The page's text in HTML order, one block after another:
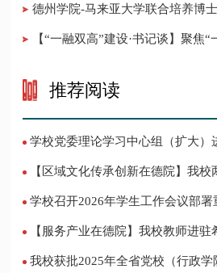
德州学院-马来亚大学联合培养博
推荐阅读
学校党委理论学习中心组（扩大）
学校召开2026年学生工作会议部署
我校获批2025年全省党校（行政学院）系统课题立